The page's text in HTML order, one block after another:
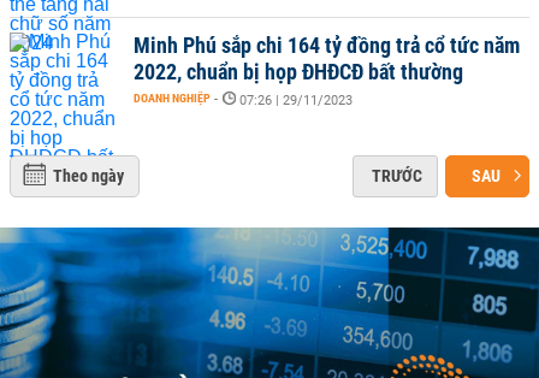
Minh Phú sắp chi 164 tỷ đồng trả cổ tức năm
2022, chuẩn bị họp ĐHĐCĐ bất thường
DOANH NGHIỆP - 07:26 | 29/11/2023
Theo ngày TRƯỚC SAU